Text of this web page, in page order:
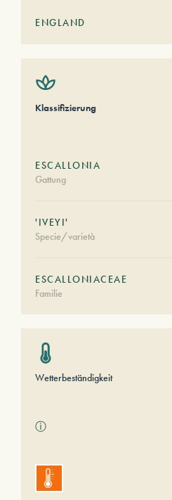
ENGLAND
Klassifizierung
ESCALLONIA
Gattung
'IVEYI'
Specie/varietà
ESCALLONIACEAE
Familie
Wetterbeständigkeit
ⓘ